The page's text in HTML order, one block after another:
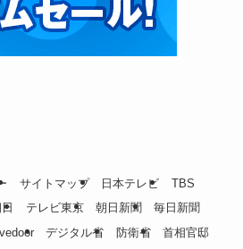
サイトマップ 日本テレビ
TBS
テレビ東京 朝日新聞
毎日新聞
デジタル省 防衛省 首相官邸